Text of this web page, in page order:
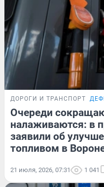
ДОРОГИ И ТРАНСПОРТ
Очереди
налаживаются: в
заявили об
топливом в
21 июля, 2026, 07:31 1 041